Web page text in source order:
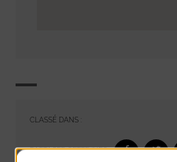
CLASSÉ DANS :
PARTAGER CETTE INFO :